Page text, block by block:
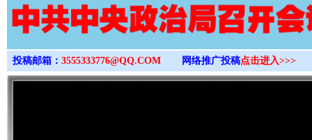
投稿邮箱： 3555333776@QQ.COM 网络推广投稿点击进入>>>